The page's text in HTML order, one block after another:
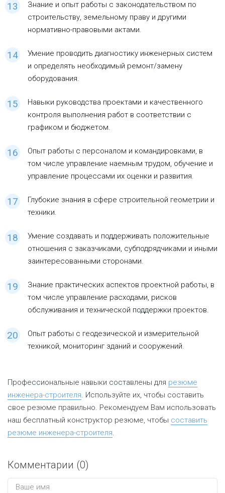
Знание и опыт работы с законодательством по
строительству, земельному праву и другими
нормативно-правовыми актами.
Умение проводить диагностику инженерных систем
и определять необходимый ремонт/замену
оборудования.
Навыки руководства проектами и качественного
контроля выполнения работ в соответствии с
графиком и бюджетом.
Опыт работы с персоналом и командировками, в
том числе управление наемным трудом, обучение и
управление процессами их оценки и развития.
Глубокие знания в сфере строительной геометрии и
техники.
Умение создавать и поддерживать положительные
отношения с заказчиками, субподрядчиками и иными
заинтересованными сторонами.
Знание практических аспектов проектной работы, в
том числе управление расходами, рисков
обслуживания и технической поддержки проектов.
Опыт работы с геодезической и измерительной
техникой, мониторинг зданий и сооружений.
Профессиональные навыки составлены для резюме
инженера-строителя. Используйте их, чтобы составить
свое резюме правильно. Рекомендуем Вам использовать
наш бесплатный конструктор резюме, чтобы составить
резюме инженера-строителя.
Комментарии (0)